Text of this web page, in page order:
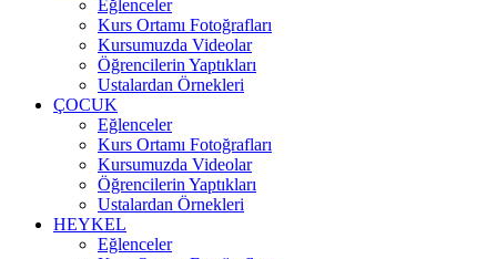
Eğlenceler
Kurs Ortamı Fotoğrafları
Kursumuzda Videolar
Öğrencilerin Yaptıkları
Ustalardan Örnekleri
ÇOCUK
Eğlenceler
Kurs Ortamı Fotoğrafları
Kursumuzda Videolar
Öğrencilerin Yaptıkları
Ustalardan Örnekleri
HEYKEL
Eğlenceler